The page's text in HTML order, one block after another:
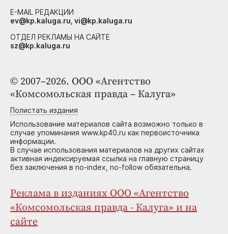
© 2007–2026. ООО «Агентство
«Комсомольская правда – Калуга»
Полистать издания
Использование материалов сайта возможно только в
случае упоминания www.kp40.ru как первоисточника
информации.
В случае использования материалов на других сайтах
активная индексируемая ссылка на главную страницу
без заключения в no-index, no-follow обязательна.
Реклама в изданиях ООО «Агентство
«Комсомольская правда - Калуга» и на
сайте
E-MAIL РЕДАКЦИИ
ev@kp.kaluga.ru, vi@kp.kaluga.ru
ОТДЕЛ РЕКЛАМЫ НА САЙТЕ
sz@kp.kaluga.ru